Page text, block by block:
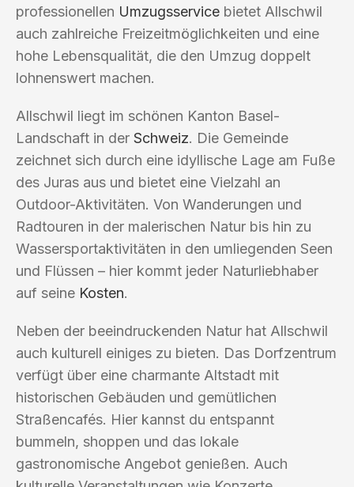
professionellen Umzugsservice bietet Allschwil
auch zahlreiche Freizeitmöglichkeiten und eine
hohe Lebensqualität, die den Umzug doppelt
lohnenswert machen.
Allschwil liegt im schönen Kanton Basel-
Landschaft in der Schweiz. Die Gemeinde
zeichnet sich durch eine idyllische Lage am Fuße
des Juras aus und bietet eine Vielzahl an
Outdoor-Aktivitäten. Von Wanderungen und
Radtouren in der malerischen Natur bis hin zu
Wassersportaktivitäten in den umliegenden Seen
und Flüssen – hier kommt jeder Naturliebhaber
auf seine Kosten.
Neben der beeindruckenden Natur hat Allschwil
auch kulturell einiges zu bieten. Das Dorfzentrum
verfügt über eine charmante Altstadt mit
historischen Gebäuden und gemütlichen
Straßencafés. Hier kannst du entspannt
bummeln, shoppen und das lokale
gastronomische Angebot genießen. Auch